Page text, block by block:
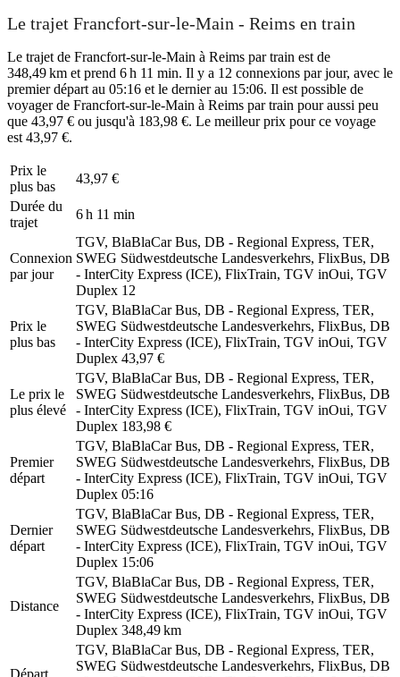
Le trajet Francfort-sur-le-Main - Reims en train
Le trajet de Francfort-sur-le-Main à Reims par train est de
348,49 km et prend 6 h 11 min. Il y a 12 connexions par jour, avec le
premier départ au 05:16 et le dernier au 15:06. Il est possible de
voyager de Francfort-sur-le-Main à Reims par train pour aussi peu
que 43,97 € ou jusqu'à 183,98 €. Le meilleur prix pour ce voyage
est 43,97 €.
Prix ​​le
plus bas
43,97 €
Durée du
trajet
6 h 11 min
Connexion
par jour
TGV, BlaBlaCar Bus, DB - Regional Express, TER,
SWEG Südwestdeutsche Landesverkehrs, FlixBus, DB
- InterCity Express (ICE), FlixTrain, TGV inOui, TGV
Duplex 12
Prix ​​le
plus bas
TGV, BlaBlaCar Bus, DB - Regional Express, TER,
SWEG Südwestdeutsche Landesverkehrs, FlixBus, DB
- InterCity Express (ICE), FlixTrain, TGV inOui, TGV
Duplex 43,97 €
Le prix le
plus élevé
TGV, BlaBlaCar Bus, DB - Regional Express, TER,
SWEG Südwestdeutsche Landesverkehrs, FlixBus, DB
- InterCity Express (ICE), FlixTrain, TGV inOui, TGV
Duplex 183,98 €
Premier
départ
TGV, BlaBlaCar Bus, DB - Regional Express, TER,
SWEG Südwestdeutsche Landesverkehrs, FlixBus, DB
- InterCity Express (ICE), FlixTrain, TGV inOui, TGV
Duplex 05:16
Dernier
départ
TGV, BlaBlaCar Bus, DB - Regional Express, TER,
SWEG Südwestdeutsche Landesverkehrs, FlixBus, DB
- InterCity Express (ICE), FlixTrain, TGV inOui, TGV
Duplex 15:06
Distance
TGV, BlaBlaCar Bus, DB - Regional Express, TER,
SWEG Südwestdeutsche Landesverkehrs, FlixBus, DB
- InterCity Express (ICE), FlixTrain, TGV inOui, TGV
Duplex 348,49 km
Départ
TGV, BlaBlaCar Bus, DB - Regional Express, TER,
SWEG Südwestdeutsche Landesverkehrs, FlixBus, DB